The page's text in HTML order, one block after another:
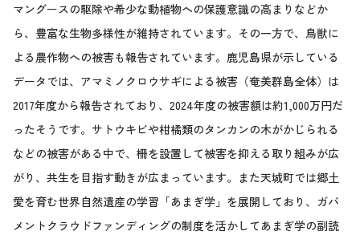
マングースの駆除や希少な動植物への保護意識の高まりなどか
ら、豊富な生物多様性が維持されています。その一方で、鳥獣に
よる農作物への被害も報告されています。鹿児島県が示している
データでは、アマミノクロウサギによる被害（奄美群島全体）は
2017年度から報告されており、2024年度の被害額は約1,000万円だ
ったそうです。サトウキビや柑橘類のタンカンの木がかじられる
などの被害がある中で、柵を設置して被害を抑える取り組みが広
がり、共生を目指す動きが広まっています。また天城町では郷土
愛を育む世界自然遺産の学習「あまぎ学」を展開しており、ガバ
メントクラウドファンディングの制度を活かしてあまぎ学の副読